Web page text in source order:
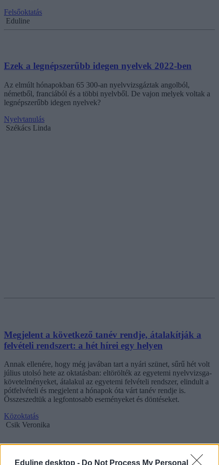
Eduline desktop - Do Not Process My Personal
Felsőoktatás
Eduline
Ezek a legnépszerűbb idegen nyelvek 2022-ben
Az elmúlt hónapokban 65 300-an nyelvvizsgáztak angolból,
németből, franciából és a többi nyelvből. De vajon melyek voltak a
legnépszerűbb idegen nyelvek?
Nyelvtanulás
Székács Linda
Megjelent a következő tanév rendje, átalakítják a
felvételi rendszert: a hét hírei egy helyen
Annak ellenére, hogy még javában tart a nyári szünet, sűrű hét volt
július utolsó hete az oktatásban: eltörölték az egyetemi nyelvvizsga-
követelményeket, átalakul az egyetemi felvételi rendszer, elindult a
pótfelvételi és megjelent a hónapok óta várt tanév rendje is.
Összeszedtük a legfontosabb eseményeket és döntéseket.
Közoktatás
Csik Veronika